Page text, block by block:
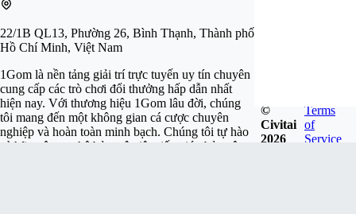
22/1B QL13, Phường 26, Bình Thạnh, Thành phố
Hồ Chí Minh, Việt Nam
1Gom là nền tảng giải trí trực tuyến uy tín chuyên
cung cấp các trò chơi đổi thưởng hấp dẫn nhất
hiện nay. Với thương hiệu 1Gom lâu đời, chúng
tôi mang đến một không gian cá cược chuyên
nghiệp và hoàn toàn minh bạch. Chúng tôi tự hào
sở hữu công nghệ bảo mật tiên tiến giúp bảo vệ
©
Civitai
2026
Terms
of
Service